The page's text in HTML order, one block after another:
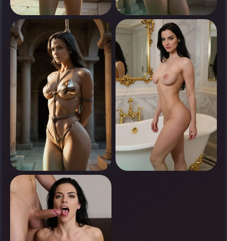
0
انقر لرؤية
0
انقر لرؤية
0
انقر لرؤية